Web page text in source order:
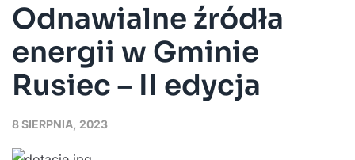
Odnawialne źródła
energii w Gminie
Rusiec – II edycja
8 SIERPNIA, 2023